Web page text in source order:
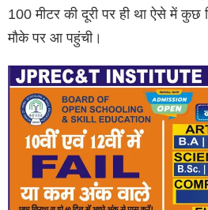
100 मीटर की दूरी पर ही था ऐसे में कुछ
मौके पर आ पहुंची।